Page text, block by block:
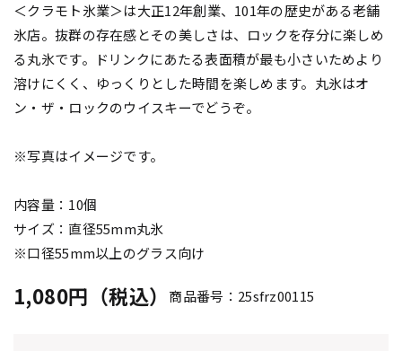
＜クラモト氷業＞は大正12年創業、101年の歴史がある老舗
氷店。抜群の存在感とその美しさは、ロックを存分に楽しめ
る丸氷です。ドリンクにあたる表面積が最も小さいためより
溶けにくく、ゆっくりとした時間を楽しめます。丸氷はオ
ン・ザ・ロックのウイスキーでどうぞ。
※写真はイメージです。
内容量：10個
サイズ：直径55mm丸氷
※口径55mm以上のグラス向け
1,080円（税込） 商品番号：25sfrz00115